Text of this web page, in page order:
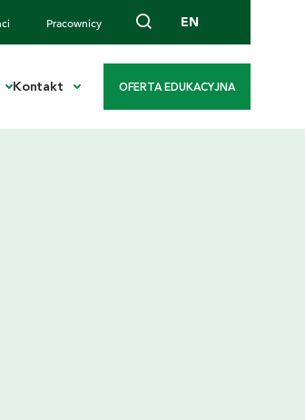
Pracownicy EN
Kontakt OFERTA EDUKACYJNA